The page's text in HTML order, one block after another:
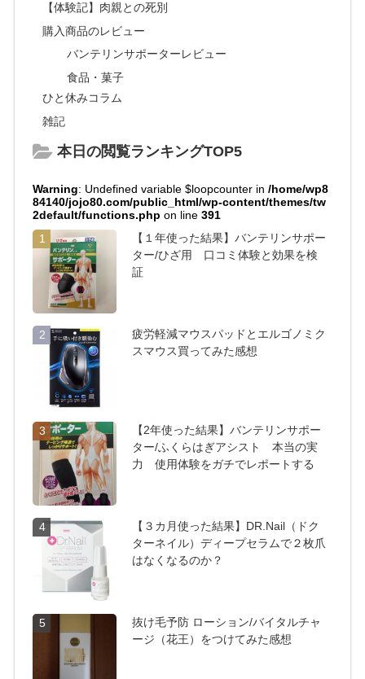
【体験記】肉親との死別
購入商品のレビュー
バンテリンサポーターレビュー
食品・菓子
ひと休みコラム
雑記
本日の閲覧ランキングTOP5
Warning: Undefined variable $loopcounter in/home/wp8
84140/jojo80.com/public_html/wp-content/themes/tw
2default/functions.php on line391
1
【１年使った結果】バンテリンサポー
ター/ひざ用 口コミ体験と効果を検
証
2
疲労軽減マウスパッドとエルゴノミク
スマウス買ってみた感想
3
【2年使った結果】バンテリンサポー
ター/ふくらはぎアシスト 本当の実
力 使用体験をガチでレポートする
4
【３カ月使った結果】DR.Nail（ドク
ターネイル）ディープセラムで２枚爪
はなくなるのか？
5
抜け毛予防 ローション/バイタルチャ
ージ（花王）をつけてみた感想